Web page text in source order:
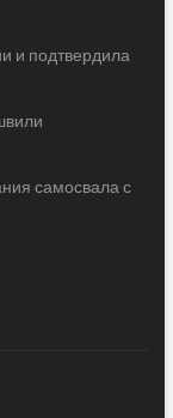
и подтвердила
самосвала с